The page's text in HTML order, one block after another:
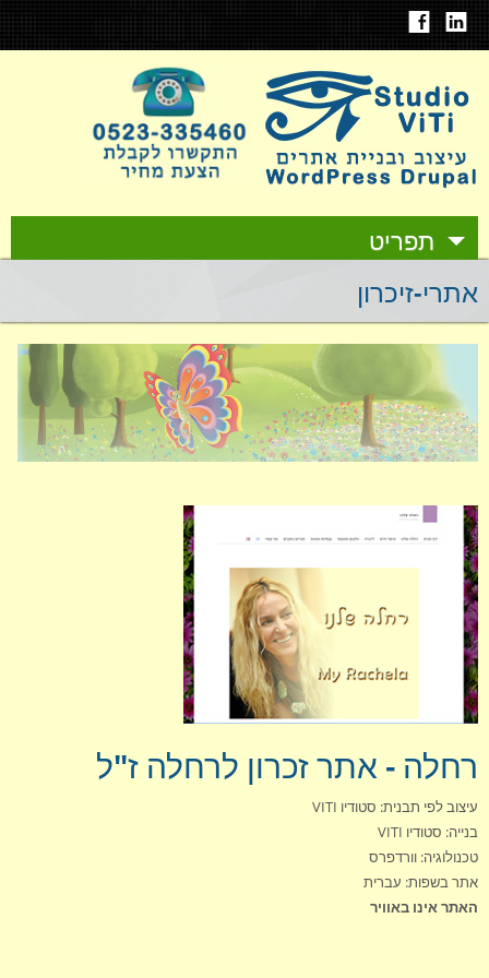
תפריט
אודות
עיצוב ובניית אתרים
תיק עבודות
המלצות
אתרי-זיכרון
רחלה - אתר זכרון לרחלה ז"ל
עיצוב לפי תבנית: סטודיו VITI
בנייה: סטודיו VITI
טכנולוגיה: וורדפרס
אתר בשפות: עברית
האתר אינו באוויר